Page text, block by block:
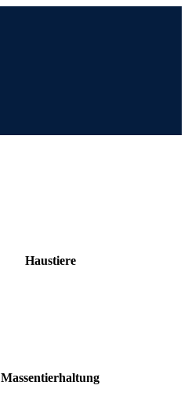
Haustiere
Massentierhaltung